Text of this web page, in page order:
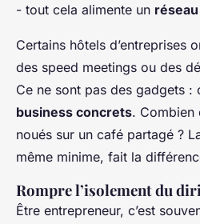
- tout cela alimente un
Certains hôtels d’entreprises
des speed meetings ou des
Ce ne sont pas des gadgets :
business concrets. Combien
noués sur un café partagé ?
même minime, fait la
Rompre l’isolement du
Être entrepreneur, c’est